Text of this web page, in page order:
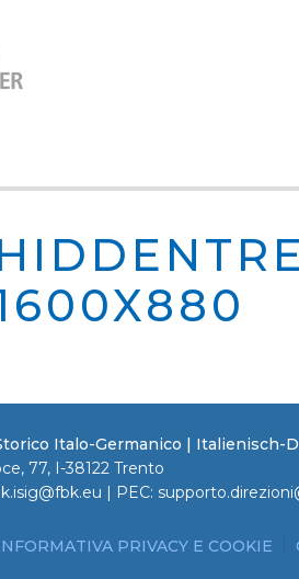
Italo-Germanico | Italienisch-
77, I-38122 Trento
| PEC:
PRIVACY E COOKIE